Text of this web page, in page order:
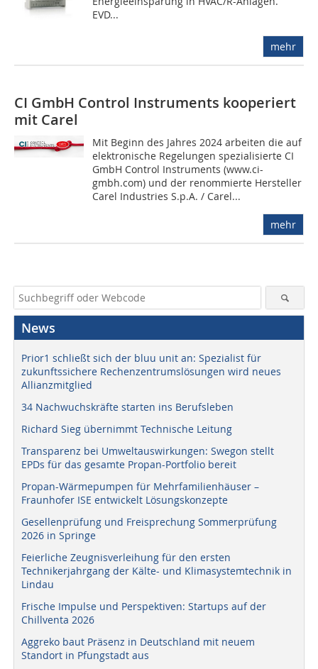
EVD...
mehr
CI GmbH Control Instruments kooperiert
mit Carel
Mit Beginn des Jahres 2024 arbeiten die auf
elektronische Regelungen spezialisierte CI
GmbH Control Instruments (www.ci-
gmbh.com) und der renommierte Hersteller
Carel Industries S.p.A. / Carel...
mehr
News
Prior1 schließt sich der bluu unit an: Spezialist für
zukunftssichere Rechenzentrumslösungen wird neues
Allianzmitglied
34 Nachwuchskräfte starten ins Berufsleben
Richard Sieg übernimmt Technische Leitung
Transparenz bei Umweltauswirkungen: Swegon stellt
EPDs für das gesamte Propan-Portfolio bereit
Propan-Wärmepumpen für Mehrfamilienhäuser –
Fraunhofer ISE entwickelt Lösungskonzepte
Gesellenprüfung und Freisprechung Sommerprüfung
2026 in Springe
Feierliche Zeugnisverleihung für den ersten
Technikerjahrgang der Kälte- und Klimasystemtechnik in
Lindau
Frische Impulse und Perspektiven: Startups auf der
Chillventa 2026
Aggreko baut Präsenz in Deutschland mit neuem
Standort in Pfungstadt aus